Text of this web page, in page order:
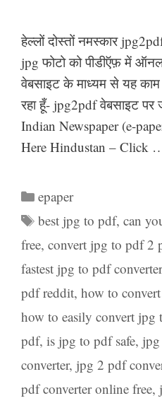
हेल्लों दोस्तों नमस्कार
jpg फोटो को पीडीऍफ़ में
वेबसाइट के माध्यम से यह
रहा हूँ- jpg2pdf वेबसाइट
Indian Newspaper (e-
Here Hindustan – Click
Categories
epaper
Tags
best jpg to pdf,can
free, convert jpg to pdf 2
fastest jpg to pdf converter
pdf reddit, how to
how to easily convert jpg
pdf, is jpg to pdf safe,
converter, jpg 2 pdf
pdf converter online free,